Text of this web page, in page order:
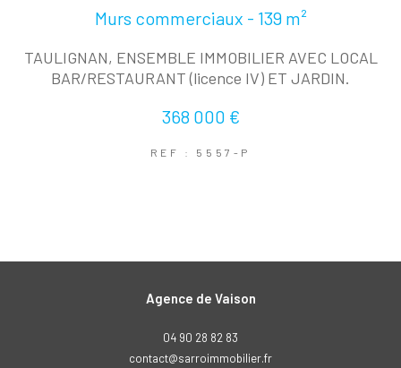
Murs commerciaux - 139 m²
TAULIGNAN, ENSEMBLE IMMOBILIER AVEC LOCAL
BAR/RESTAURANT (licence IV) ET JARDIN.
368 000 €
REF : 5557-P
Agence de Vaison
04 90 28 82 83
contact@sarroimmobilier.fr